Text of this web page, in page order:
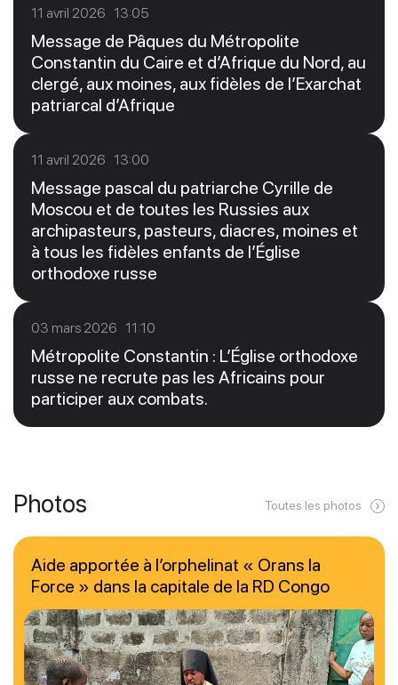
11 avril 2026 13:05
Message de Pâques du Métropolite
Constantin du Caire et d’Afrique du Nord, au
clergé, aux moines, aux fidèles de l’Exarchat
patriarcal d’Afrique
11 avril 2026 13:00
Message pascal du patriarche Cyrille de
Moscou et de toutes les Russies aux
archipasteurs, pasteurs, diacres, moines et
à tous les fidèles enfants de l’Église
orthodoxe russe
03 mars 2026 11:10
Métropolite Constantin : L’Église orthodoxe
russe ne recrute pas les Africains pour
participer aux combats.
Photos Toutes les photos
Aide apportée à l’orphelinat « Orans la
Force » dans la capitale de la RD Congo